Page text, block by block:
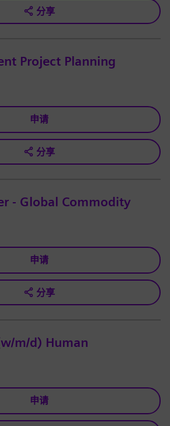
分享
Project Planning
申请
分享
- Global Commodity
申请
分享
m/d) Human
申请